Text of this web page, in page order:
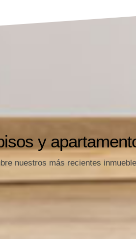
y
nuestros más recientes